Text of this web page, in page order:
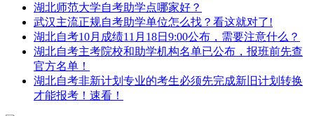
湖北师范大学自考助学点哪家好？
武汉主流正规自考助学单位怎么找？看这就对了!
湖北自考10月成绩11月18日9:00公布，需要注意什么？
湖北自考主考院校和助学机构名单已公布，报班前先查
官方名单！
湖北自考非新计划专业的考生必须先完成新旧计划转换
才能报考！速看！